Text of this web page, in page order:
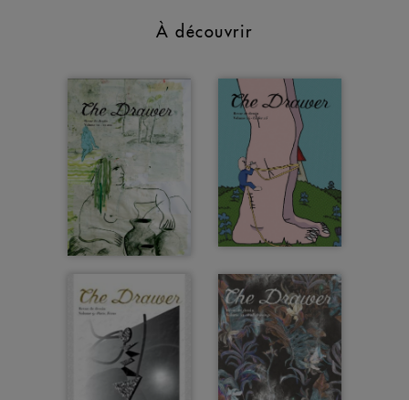
À découvrir